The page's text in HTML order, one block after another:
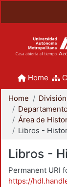
Home
Home
Libros -
Permanent URI
https://